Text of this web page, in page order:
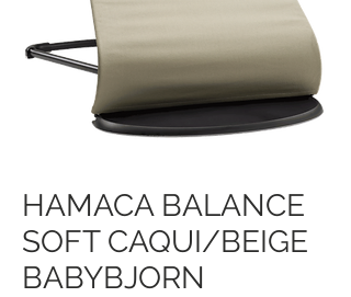
HAMACA BALANCE
SOFT CAQUI/BEIGE
BABYBJORN